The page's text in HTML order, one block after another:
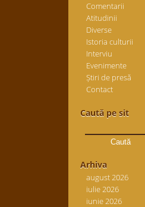
Comentarii
Atitudinii
Diverse
Istoria culturii
Interviu
Evenimente
Știri de presă
Contact
Caută pe sit
după:
Arhiva
august 2026
iulie 2026
iunie 2026